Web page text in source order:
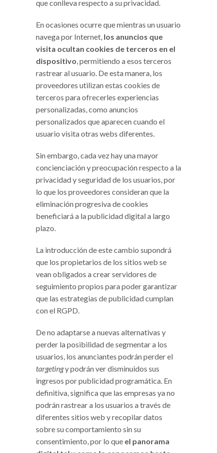
que conlleva respecto a su privacidad.
En ocasiones ocurre que mientras un usuario
navega por Internet, los anuncios que
visita ocultan cookies de terceros en el
dispositivo, permitiendo a esos terceros
rastrear al usuario. De esta manera, los
proveedores utilizan estas cookies de
terceros para ofrecerles experiencias
personalizadas, como anuncios
personalizados que aparecen cuando el
usuario visita otras webs diferentes.
Sin embargo, cada vez hay una mayor
concienciación y preocupación respecto a la
privacidad y seguridad de los usuarios, por
lo que los proveedores consideran que la
eliminación progresiva de cookies
beneficiará a la publicidad digital a largo
plazo.
La introducción de este cambio supondrá
que los propietarios de los sitios web se
vean obligados a crear servidores de
seguimiento propios para poder garantizar
que las estrategias de publicidad cumplan
con el RGPD.
De no adaptarse a nuevas alternativas y
perder la posibilidad de segmentar a los
usuarios, los anunciantes podrán perder el
targetingy podrán ver disminuidos sus
ingresos por publicidad programática. En
definitiva, significa que las empresas ya no
podrán rastrear a los usuarios a través de
diferentes sitios web y recopilar datos
sobre su comportamiento sin su
consentimiento, por lo que el panorama